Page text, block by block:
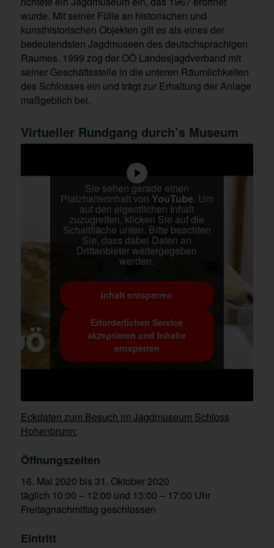
wurde. Mit seiner Fülle an historischen und
kunsthistorischen Objekten gilt es als eines der
bedeutendsten Jagdmuseen des deutschsprachigen
Raumes. 1999 zog der OÖ Landesjagdverband mit
seiner Geschäftsstelle in die unteren Räumlichkeiten
des Schlosses ein und trägt zur Erhaltung der Anlage
maßgeblich bei.
Virtueller Rundgang durch’s Museum
Sie sehen gerade einen
Platzhalterinhalt von YouTube. Um
auf den eigentlichen Inhalt
zuzugreifen, klicken Sie auf die
Schaltfläche unten. Bitte beachten
Sie, dass dabei Daten an
Drittanbieter weitergegeben
werden.
Inhalt entsperren
Erforderlichen Service
akzeptieren und Inhalte
entsperren
Eckdaten zum Besuch im Jagdmuseum Schloss
Hohenbrunn:
Öffnungszeiten
16. Mai 2020 bis 31. Oktober 2020
täglich 10:00 – 12:00 und 13:00 – 17:00 Uhr
Freitagnachmittag geschlossen
Eintritt